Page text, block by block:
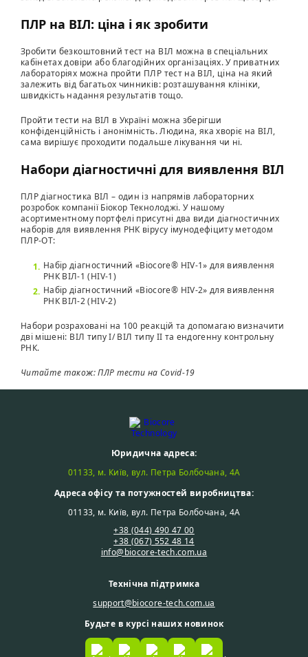
ПЛР на ВІЛ: ціна і як зробити
Зробити безкоштовний тест на ВІЛ можна в спеціальних
кабінетах довіри або благодійних організаціях. У приватних
лабораторіях можна пройти ПЛР тест на ВІЛ, ціна на який
залежить від багатьох чинників: розташування клініки,
швидкість надання результатів тощо.
Пройти тести на ВІЛ в Україні можна зберігши
конфіденційність і анонімність. Людина, яка хворіє на ВІЛ,
сама вирішує проходити подальше лікування чи ні.
Набори діагностичні для виявлення ВІЛ
ПЛР діагностика ВІЛ – один із напрямів лабораторних
розробок компанії Біокор Текнолоджі. У нашому
асортиментному портфелі присутні два види діагностичних
наборів для виявлення РНК вірусу імунодефіциту методом
ПЛР-ОТ:
Набір діагностичний «Biocore® HIV-1» для виявлення
РНК ВІЛ-1 (HIV-1)
Набір діагностичний «Biocore® HIV-2» для виявлення
РНК ВІЛ-2 (HIV-2)
Набори розраховані на 100 реакцій та допомагаю визначити
дві мішені: ВІЛ типу I/ ВІЛ типу II та ендогенну контрольну
РНК.
Читайте також: ПЛР тести на Covid-19
Юридична адреса:
01133, м. Київ, вул. Петра Болбочана, 4А
Адреса офісу та потужностей виробництва:
01133, м. Київ, вул. Петра Болбочана, 4А
+38 (044) 490 47 00
+38 (067) 552 48 14
info@biocore-tech.com.ua
Технічна підтримка
support@biocore-tech.com.ua
Будьте в курсі наших новинок